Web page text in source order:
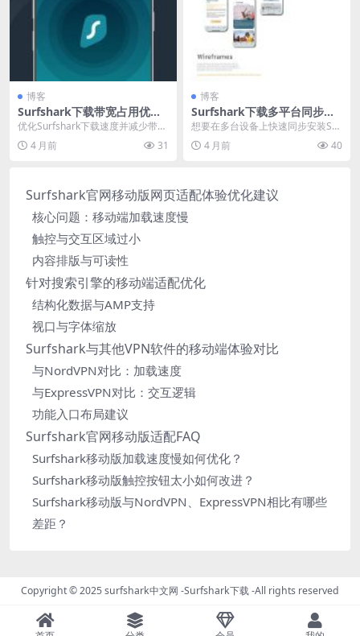
博客
Surfshark下载带宽占用优化
设置推荐参数
优化Surfshark下载速度并减少带宽
占用的关键设置指南。推荐启用Wir
eGu...4 月前 31
博客
Surfshark下载多平台同步安
装效率提升技巧
想要在多台设备上快速同步安装Sur
fshark VPN？掌握高效策略能大幅
节省时...
4 月前 40
Surfshark官网移动版网页适配体验优化建议
核心问题：移动端加载速度慢
触控与交互区域过小
内容排版与可读性
针对搜索引擎的移动端适配优化
结构化数据与AMP支持
视口与字体缩放
Surfshark与其他VPN软件的移动端体验对比
与NordVPN对比：加载速度
与ExpressVPN对比：交互逻辑
功能入口布局建议
Surfshark官网移动版适配FAQ
Surfshark移动版加载速度慢如何优化？
Surfshark移动版触控按钮太小如何改进？
Surfshark移动版与NordVPN、ExpressVPN相比有哪些
差距？
Copyright © 2025surfshark中文网 -Surfshark下载-All rights reserved